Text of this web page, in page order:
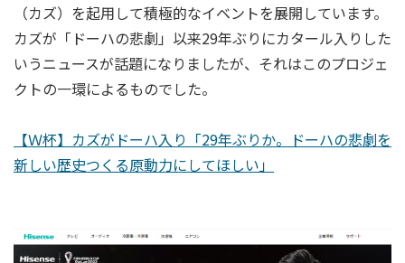
（カズ）を起用して積極的なイベントを展開しています。
カズが「ドーハの悲劇」以来29年ぶりにカタール入りした
いうニュースが話題になりましたが、それはこのプロジェ
クトの一環によるものでした。
【Ｗ杯】カズがドーハ入り「29年ぶりか。ドーハの悲劇を
新しい歴史つくる原動力にしてほしい」